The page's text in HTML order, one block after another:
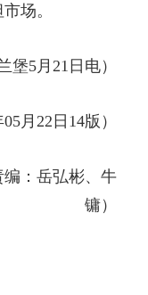
场。
5月21日电）
月22日14版）
编：岳弘彬、牛
镛）